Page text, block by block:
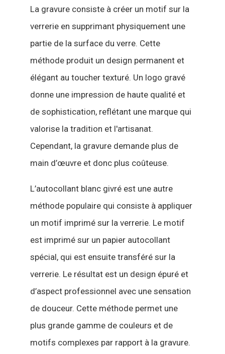
La gravure consiste à créer un motif sur la
verrerie en supprimant physiquement une
partie de la surface du verre. Cette
méthode produit un design permanent et
élégant au toucher texturé. Un logo gravé
donne une impression de haute qualité et
de sophistication, reflétant une marque qui
valorise la tradition et l'artisanat.
Cependant, la gravure demande plus de
main d’œuvre et donc plus coûteuse.
L’autocollant blanc givré est une autre
méthode populaire qui consiste à appliquer
un motif imprimé sur la verrerie. Le motif
est imprimé sur un papier autocollant
spécial, qui est ensuite transféré sur la
verrerie. Le résultat est un design épuré et
d’aspect professionnel avec une sensation
de douceur. Cette méthode permet une
plus grande gamme de couleurs et de
motifs complexes par rapport à la gravure.